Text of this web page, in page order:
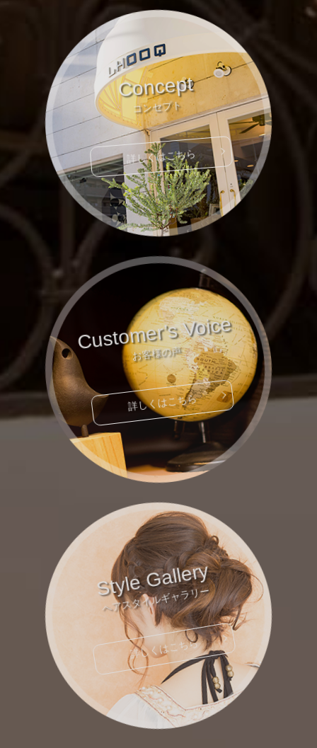
Concept
コンセプト
詳しくはこちら
Customer’s Voice
お客様の声
詳しくはこちら
Style Gallery
ヘアスタイルギャラリー
詳しくはこちら